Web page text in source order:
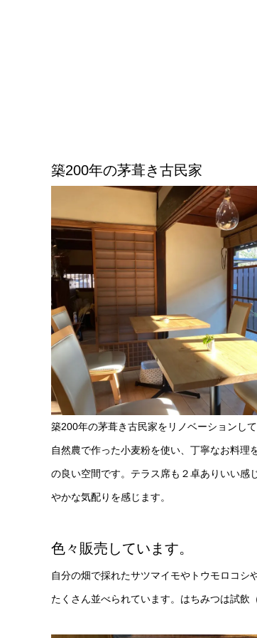
築200年の茅葺き古民家
築200年の茅葺き古民家をリノベーションし
自然農で作った小麦粉を使い、丁寧なお料
の良い空間です。テラス席も２卓ありいい感
やかな気配りを感じます。
色々販売しています。
自分の畑で採れたサツマイモやトウモロコ
たくさん並べられています。はちみつは試飲